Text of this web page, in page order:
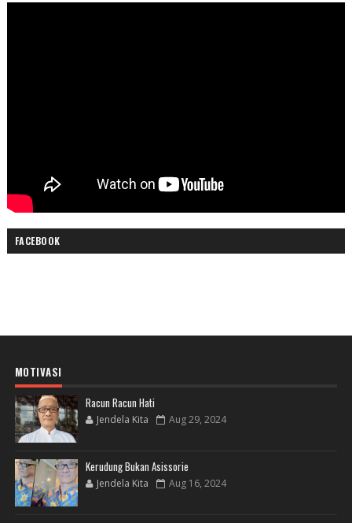
FACEBOOK
MOTIVASI
Racun Racun Hati
Jendela Kita Aug 29, 2024
Kerudung Bukan Asissorie
Jendela Kita Aug 16, 2024